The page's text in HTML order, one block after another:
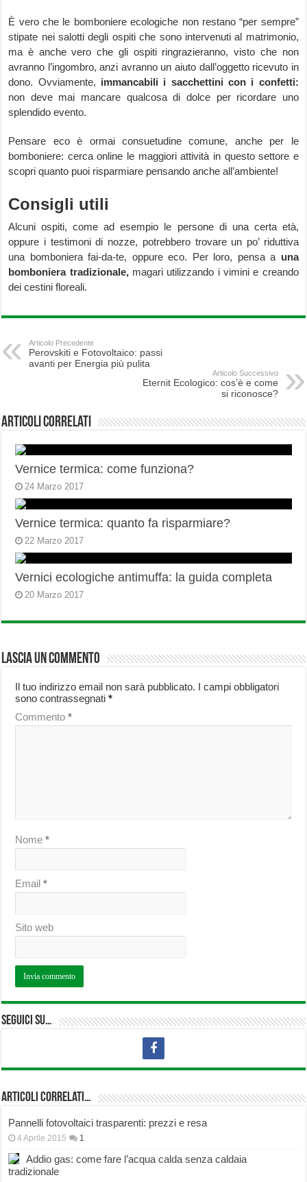
È vero che le bomboniere ecologiche non restano “per sempre”
stipate nei salotti degli ospiti che sono intervenuti al matrimonio,
ma è anche vero che gli ospiti ringrazieranno, visto che non
avranno l’ingombro, anzi avranno un aiuto dall’oggetto ricevuto in
dono. Ovviamente, immancabili i sacchettini con i confetti:
non deve mai mancare qualcosa di dolce per ricordare uno
splendido evento.
Pensare eco è ormai consuetudine comune, anche per le
bomboniere: cerca online le maggiori attività in questo settore e
scopri quanto puoi risparmiare pensando anche all’ambiente!
Consigli utili
Alcuni ospiti, come ad esempio le persone di una certa età,
oppure i testimoni di nozze, potrebbero trovare un po’ riduttiva
una bomboniera fai-da-te, oppure eco. Per loro, pensa a una
bomboniera tradizionale,magari utilizzando i vimini e creando
dei cestini floreali.
Articolo Precedente
Perovskiti e Fotovoltaico: passi
avanti per Energia più pulita
Articolo Successivo
Eternit Ecologico: cos’è e come
si riconosce?
Articoli correlati
Vernice termica: come funziona?
24 Marzo 2017
Vernice termica: quanto fa risparmiare?
22 Marzo 2017
Vernici ecologiche antimuffa: la guida completa
20 Marzo 2017
Lascia un commento
Il tuo indirizzo email non sarà pubblicato. I campi obbligatori
sono contrassegnati*
Commento*
Nome*
Email*
Sito web
Seguici su…
Articoli correlati…
Pannelli fotovoltaici trasparenti: prezzi e resa
4 Aprile 2015 1
Addio gas: come fare l’acqua calda senza caldaia
tradizionale